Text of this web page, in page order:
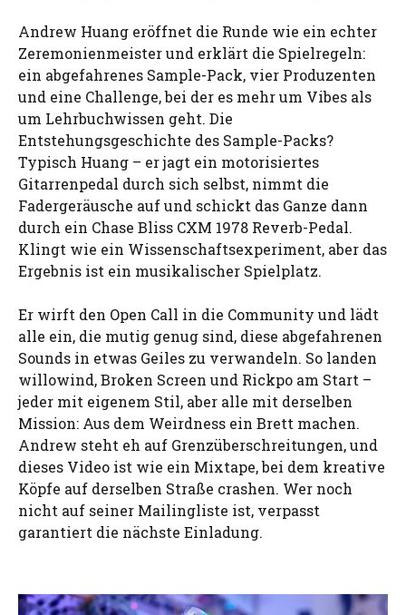
Andrew Huang eröffnet die Runde wie ein echter
Zeremonienmeister und erklärt die Spielregeln:
ein abgefahrenes Sample-Pack, vier Produzenten
und eine Challenge, bei der es mehr um Vibes als
um Lehrbuchwissen geht. Die
Entstehungsgeschichte des Sample-Packs?
Typisch Huang – er jagt ein motorisiertes
Gitarrenpedal durch sich selbst, nimmt die
Fadergeräusche auf und schickt das Ganze dann
durch ein Chase Bliss CXM 1978 Reverb-Pedal.
Klingt wie ein Wissenschaftsexperiment, aber das
Ergebnis ist ein musikalischer Spielplatz.
Er wirft den Open Call in die Community und lädt
alle ein, die mutig genug sind, diese abgefahrenen
Sounds in etwas Geiles zu verwandeln. So landen
willowind, Broken Screen und Rickpo am Start –
jeder mit eigenem Stil, aber alle mit derselben
Mission: Aus dem Weirdness ein Brett machen.
Andrew steht eh auf Grenzüberschreitungen, und
dieses Video ist wie ein Mixtape, bei dem kreative
Köpfe auf derselben Straße crashen. Wer noch
nicht auf seiner Mailingliste ist, verpasst
garantiert die nächste Einladung.